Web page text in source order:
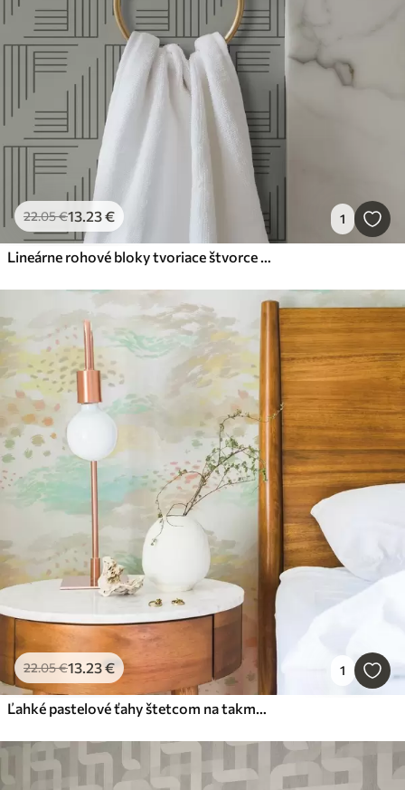
22.05€13.23€ 1
Lineárne rohové bloky tvoriace štvorce v teplej sivej farbe
22.05€13.23€ 1
Ľahké pastelové ťahy štetcom na takmer bielom pozadí